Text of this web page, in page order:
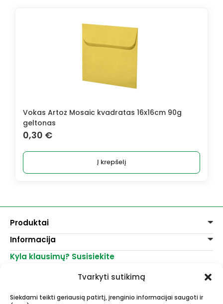
Tvarkyti sutikimą
Siekdami teikti geriausią patirtį, įrenginio informacijai saugoti ir
Vokas Artoz Mosaic kvadratas 16x16cm 90g
geltonas
0,30 €
Į krepšelį
Produktai
Dažai
Dekoravimui
Lakai, skiedikliai
Akvarelinis popierius
Informacija
Pirkimo taisyklės
Parduotuvės
Kyla klausimų? Susisiekite
info@menomuza.lt